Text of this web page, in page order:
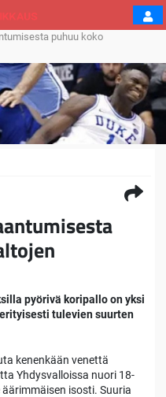
puhuu koko
pyörivä koripallo on yksi
tulevien suurten
kenenkään venettä
Yhdysvalloissa nuori 18-
isosti. Suuria